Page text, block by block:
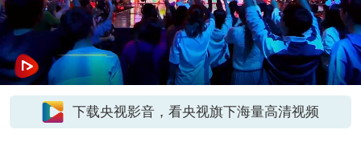
下载央视影音，看央视旗下海量高清视频